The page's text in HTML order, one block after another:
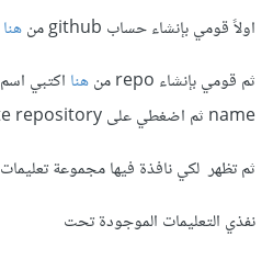
اولاً قومي بإنشاء حساب github من
هنا
ثم قومي بإنشاء repo من
هنا
name ثم اضغطي على Create repository
ثم تظهر لكي نافذة فيها مجموعة تعليمات
نفذي التعليمات الموجودة تحت